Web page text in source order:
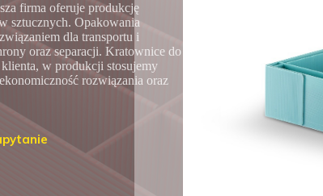
firma oferuje produkcję
sztucznych. Opakowania
dla transportu i
oraz separacji. Kratownice do
w produkcji stosujemy
rozwiązania oraz